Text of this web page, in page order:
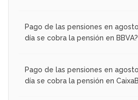
Pago de las pensiones en
día se cobra la pensión en BBVA?
Pago de las pensiones en
día se cobra la pensión en